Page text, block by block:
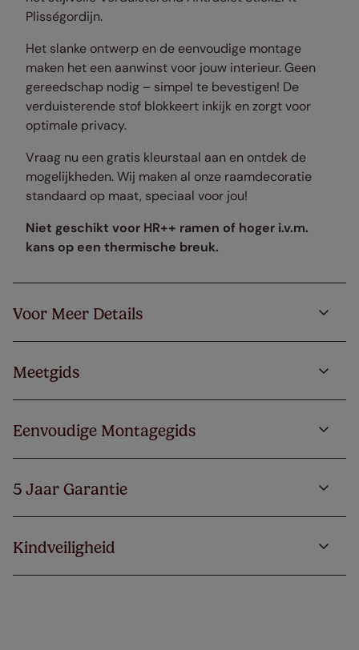
Plisségordijn.
Het slanke ontwerp en de eenvoudige montage
maken het een aanwinst voor jouw interieur. Geen
gereedschap nodig – simpel te bevestigen! De
verduisterende stof blokkeert inkijk en zorgt voor
optimale privacy.
Vraag nu een gratis kleurstaal aan en ontdek de
mogelijkheden. Wij maken al onze raamdecoratie
standaard op maat, speciaal voor jou!
Niet geschikt voor HR++ ramen of hoger i.v.m.
kans op een thermische breuk.
Voor Meer Details
Meetgids
Eenvoudige Montagegids
5 Jaar Garantie
Kindveiligheid